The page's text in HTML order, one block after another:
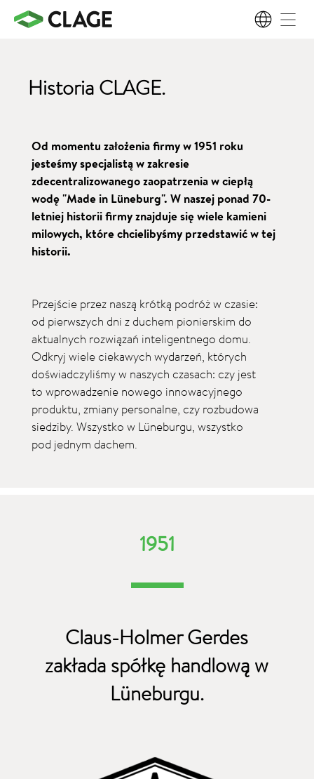
PL
Historia CLAGE.
Od momentu założenia firmy w 1951 roku
jesteśmy specjalistą w zakresie
zdecentralizowanego zaopatrzenia w ciepłą
wodę "Made in Lüneburg". W naszej ponad 70-
letniej historii firmy znajduje się wiele kamieni
milowych, które chcielibyśmy przedstawić w tej
historii.
Przejście przez naszą krótką podróż w czasie:
od pierwszych dni z duchem pionierskim do
aktualnych rozwiązań inteligentnego domu.
Odkryj wiele ciekawych wydarzeń, których
doświadczyliśmy w naszych czasach: czy jest
to wprowadzenie nowego innowacyjnego
produktu, zmiany personalne, czy rozbudowa
siedziby. Wszystko w Lüneburgu, wszystko
pod jednym dachem.
1951
Claus-HolmerGerdes
zakłada spółkę handlową w
Lüneburgu.